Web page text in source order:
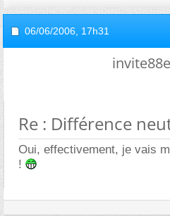
06/06/2006, 17h31
Re : Différence
Oui, effectivement, je vais
!